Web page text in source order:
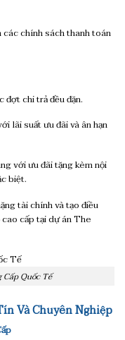
chính sách thanh toán
chi trả đều đặn.
lãi suất ưu đãi và ân hạn
với ưu đãi tặng kèm nội
biệt.
tài chính và tạo điều
cấp tại dự án The
Quốc Tế
Và Chuyên Nghiệp